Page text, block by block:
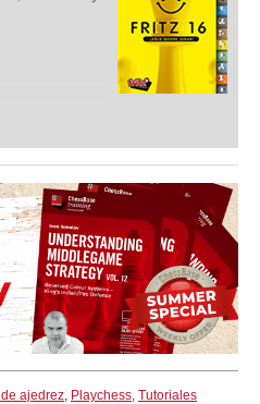
ajedrez, Playchess, Tutoriales